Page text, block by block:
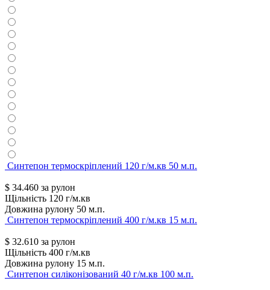
Синтепон термоскріплений 120 г/м.кв 50 м.п.
$ 34.460 за рулон
Щільність 120 г/м.кв
Довжина рулону 50 м.п.
Синтепон термоскріплений 400 г/м.кв 15 м.п.
$ 32.610 за рулон
Щільність 400 г/м.кв
Довжина рулону 15 м.п.
Синтепон силіконізований 40 г/м.кв 100 м.п.